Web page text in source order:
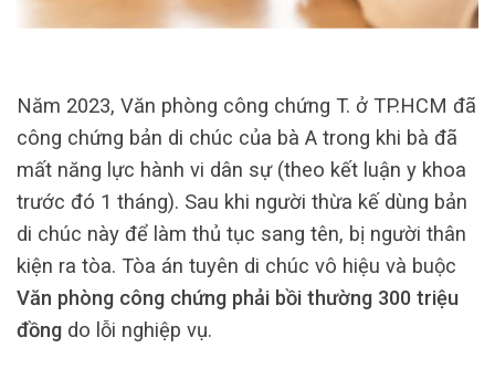
Năm 2023, Văn phòng công chứng T. ở TP.HCM đã
công chứng bản di chúc của bà A trong khi bà đã
mất năng lực hành vi dân sự (theo kết luận y khoa
trước đó 1 tháng). Sau khi người thừa kế dùng bản
di chúc này để làm thủ tục sang tên, bị người thân
kiện ra tòa. Tòa án tuyên di chúc vô hiệu và buộc
Văn phòng công chứng phải bồi thường 300 triệu
đồng do lỗi nghiệp vụ.